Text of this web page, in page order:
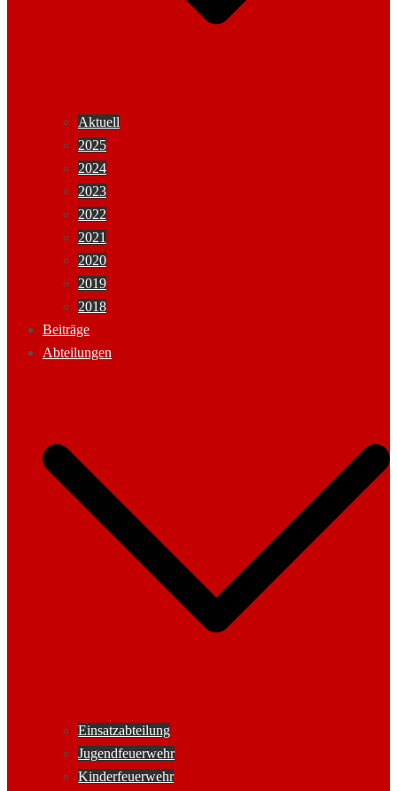
Aktuell
2025
2024
2023
2022
2021
2020
2019
2018
Beiträge
Abteilungen
Einsatzabteilung
Jugendfeuerwehr
Kinderfeuerwehr